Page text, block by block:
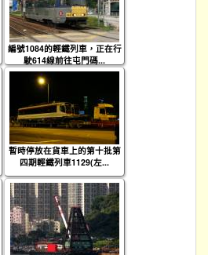
編號1084的輕鐵列車，正在行
駛614線前往屯門碼...
暫時停放在貨車上的第十批第
四期輕鐵列車1129(左...